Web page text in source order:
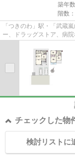
築年
階数
「つきのわ」駅・「武蔵
ー、ドラッグストア、病
っています。 分譲地は綺
チェックした物
検討リストに